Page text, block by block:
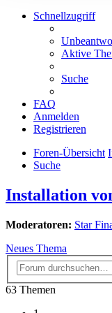
Schnellzugriff
Aktive
Suche
FAQ
Anmelden
Registrieren
Foren-Übersicht
Suche
Installation
Moderatoren: Star
Neues Thema
63 Themen